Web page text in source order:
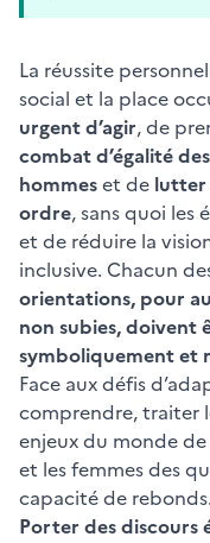
La réussite
social et la place
urgent d’agir, de
combat d’égalité
hommeset de lutter
ordre, sans quoi les
et de réduire la
inclusive. Chacun
orientations, pour
non subies, doivent
symboliquement et
Face aux défis
comprendre, traiter
enjeux du monde
et les femmes des
capacité de rebonds.
Porter des discours